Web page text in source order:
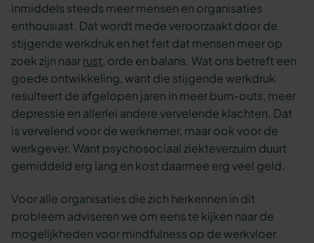
inmiddels steeds meer mensen en organisaties
enthousiast. Dat wordt mede veroorzaakt door de
stijgende werkdruk en het feit dat mensen meer op
zoek zijn naarrust, orde en balans. Wat ons betreft een
goede ontwikkeling, want die stijgende werkdruk
resulteert de afgelopen jaren in meer burn-outs, meer
depressie en allerlei andere vervelende klachten. Dat
is vervelend voor de werknemer, maar ook voor de
werkgever. Want psychosociaal ziekteverzuim duurt
gemiddeld erg lang en kost daarmee erg veel geld.
Voor alle organisaties die zich herkennen in dit
probleem adviseren we om eens te kijken naar de
mogelijkheden voor mindfulness op de werkvloer.